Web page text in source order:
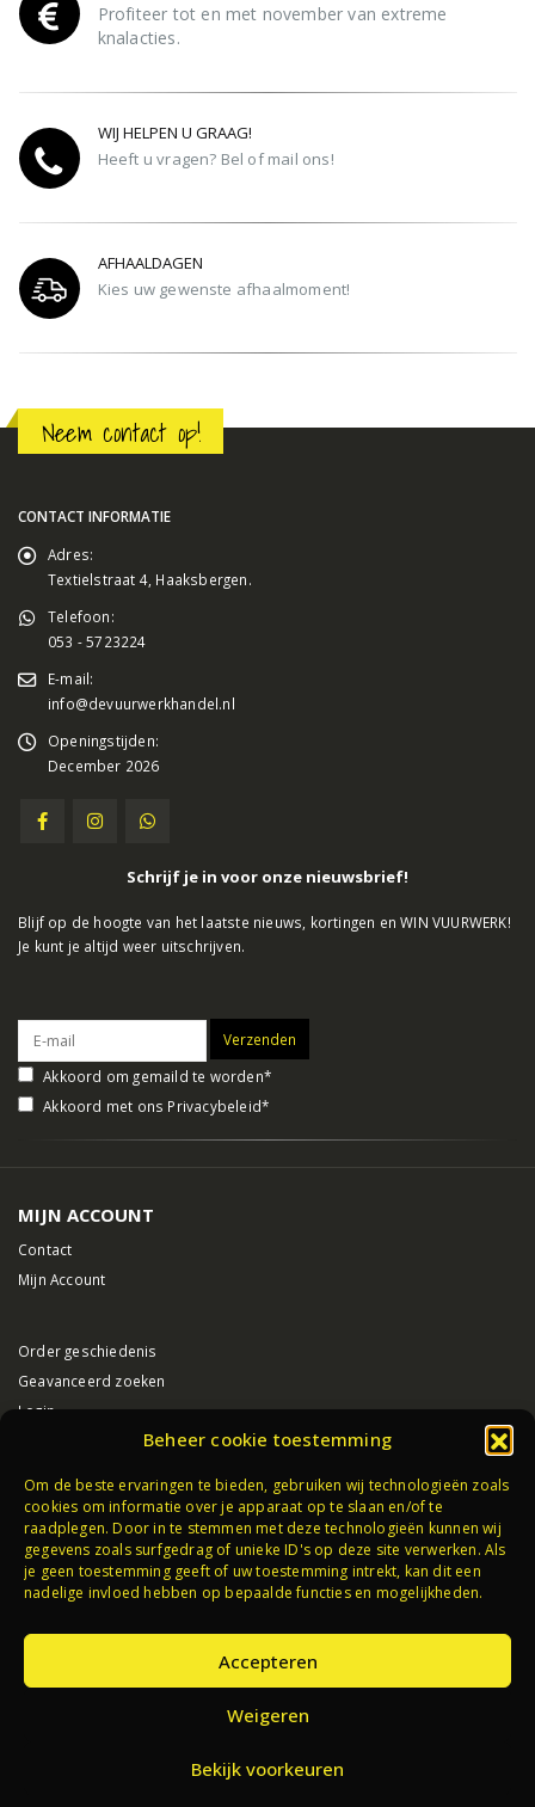
Beheer cookie toestemming
Om de beste ervaringen te bieden, gebruiken wij technologieën zoals
cookies om informatie over je apparaat op te slaan en/of te
raadplegen. Door in te stemmen met deze technologieën kunnen wij
gegevens zoals surfgedrag of unieke ID's op deze site verwerken. Als
je geen toestemming geeft of uw toestemming intrekt, kan dit een
nadelige invloed hebben op bepaalde functies en mogelijkheden.
Accepteren
Weigeren
Bekijk voorkeuren
Profiteer tot en met november van extreme
knalacties.
WIJ HELPEN U GRAAG!
Heeft u vragen? Bel of mail ons!
AFHAALDAGEN
Kies uw gewenste afhaalmoment!
Neem contact op!
CONTACT INFORMATIE
Adres:
Textielstraat 4, Haaksbergen.
Telefoon:
053 - 5723224
E-mail:
info@devuurwerkhandel.nl
Openingstijden:
December 2026
Schrijf je in voor onze nieuwsbrief!
Blijf op de hoogte van het laatste nieuws, kortingen en WIN VUURWERK!
Je kunt je altijd weer uitschrijven.
Akkoord om gemaild te worden*
Akkoord met ons Privacybeleid*
MIJN ACCOUNT
Contact
Mijn Account
Order geschiedenis
Geavanceerd zoeken
Login
VUURWERK HAAKSBERGEN
Algemene voorwaarden
Privacybeleid
Partners